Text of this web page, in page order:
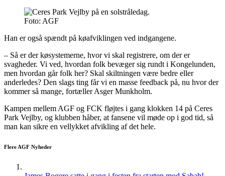
Foto: AGF
Han er også spændt på køafviklingen ved indgangene.
– Så er der køsystemerne, hvor vi skal registrere, om der er
svagheder. Vi ved, hvordan folk bevæger sig rundt i Kongelunden,
men hvordan går folk her? Skal skiltningen være bedre eller
anderledes? Den slags ting får vi en masse feedback på, nu hvor der
kommer så mange, fortæller Asger Munkholm.
Kampen mellem AGF og FCK fløjtes i gang klokken 14 på Ceres
Park Vejlby, og klubben håber, at fansene vil møde op i god tid, så
man kan sikre en vellykket afvikling af det hele.
Flere AGF Nyheder